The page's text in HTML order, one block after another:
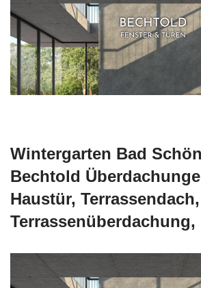
Wintergarten Bad
Bechtold
Haustür, Terrassendach,
Terrassenüberdachung,